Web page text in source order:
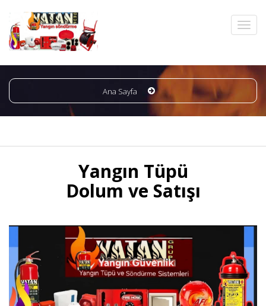
Ana Sayfa
Yangın Tüpü
Dolum ve Satışı